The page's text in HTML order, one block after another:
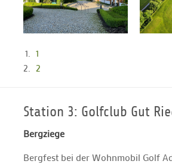
1
2
Station 3: Golfclub Gut
Bergziege
Bergfest bei der Wohnmobil Golf